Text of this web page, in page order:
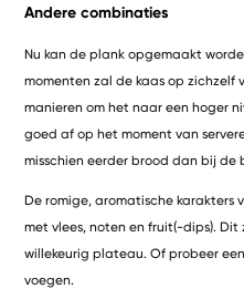
Andere combinaties
Nu kan de plank opgemaakt
momenten zal de kaas op zichzelf
manieren om het naar een hoger
goed af op het moment van
misschien eerder brood dan bij de
De romige, aromatische karakters
met vlees, noten en fruit(-dips).
willekeurig plateau. Of probeer
voegen.